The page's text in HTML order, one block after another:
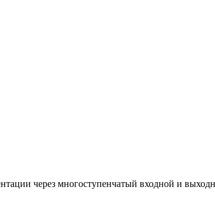
через многоступенчатый входной и